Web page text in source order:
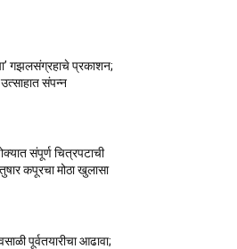
गझलसंग्रहाचे प्रकाशन;
संपन्न
संपूर्ण चित्रपटाची
कपूरचा मोठा खुलासा
पूर्वतयारीचा आढावा;